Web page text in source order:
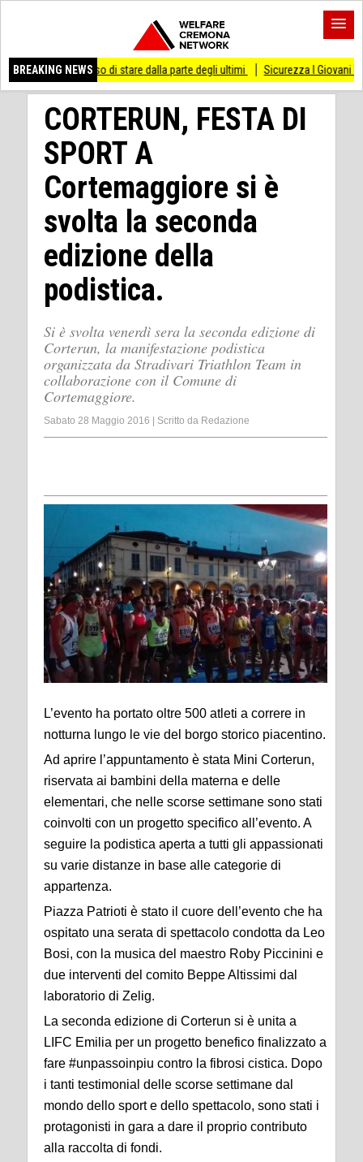
BREAKING NEWS
di stare dalla parte degli ultimi Sicurezza I Giovani Democratici
CORTERUN, FESTA DI
SPORT A
Cortemaggiore si è
svolta la seconda
edizione della
podistica.
Si è svolta venerdì sera la seconda edizione di
Corterun, la manifestazione podistica
organizzata da Stradivari Triathlon Team in
collaborazione con il Comune di
Cortemaggiore.
Sabato 28 Maggio 2016 Scritto da Redazione
L’evento ha portato oltre 500 atleti a correre in
notturna lungo le vie del borgo storico piacentino.
Ad aprire l’appuntamento è stata Mini Corterun,
riservata ai bambini della materna e delle
elementari, che nelle scorse settimane sono stati
coinvolti con un progetto specifico all’evento. A
seguire la podistica aperta a tutti gli appassionati
su varie distanze in base alle categorie di
appartenza.
Piazza Patrioti è stato il cuore dell’evento che ha
ospitato una serata di spettacolo condotta da Leo
Bosi, con la musica del maestro Roby Piccinini e
due interventi del comito Beppe Altissimi dal
laboratorio di Zelig.
La seconda edizione di Corterun si è unita a
LIFC Emilia per un progetto benefico finalizzato a
fare #unpassoinpiu contro la fibrosi cistica. Dopo
i tanti testimonial delle scorse settimane dal
mondo dello sport e dello spettacolo, sono stati i
protagonisti in gara a dare il proprio contributo
alla raccolta di fondi.